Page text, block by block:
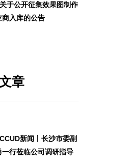
于公开征集效果图制作
商入库的公告
章
新闻丨长沙市委副
一行莅临公司调研指导